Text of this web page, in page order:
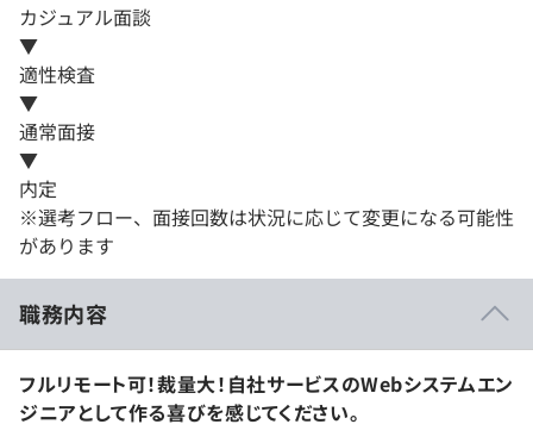
カジュアル面談
▼
適性検査
▼
通常面接
▼
内定
※選考フロー、面接回数は状況に応じて変更になる可能性
があります
職務内容
フルリモート可！裁量大！自社サービスのWebシステムエン
ジニアとして作る喜びを感じてください。